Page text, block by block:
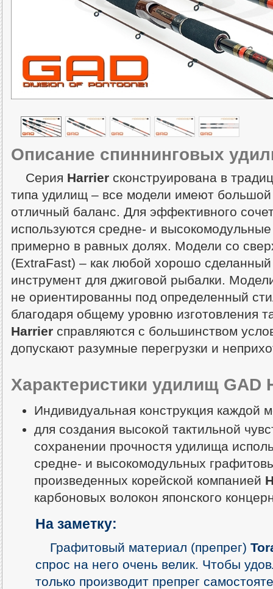
Описание спиннинговых
Серия Harrier сконструирована в
типа удилищ – все модели имеют большой
отличный баланс. Для эффективного
используются средне- и
примерно в равных долях. Модели со
(ExtraFast) – как любой хорошо
инструмент для джиговой рыбалки.
не ориентированны под определенный
благодаря общему уровню изготовления
Harrier справляются с большинством
допускают разумные перегрузки и
Характеристики удилищ GAD
Индивидуальная конструкция каждой
для создания высокой тактильной
сохранении прочностя удилища
средне- и высокомодульных
произведенных корейской компанией
карбоновых волокон японского
На заметку:
Графитовый материал (препрег)
спрос на него очень велик. Чтобы
только производит препрег